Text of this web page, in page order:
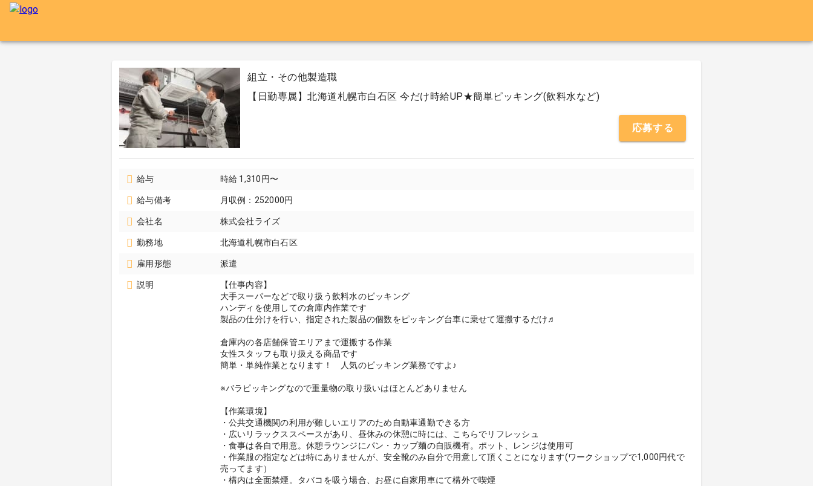
組立・その他製造職
【日勤専属】北海道札幌市白石区 今だけ時給UP★簡単ピッキング(飲料水など)
応募する
給与 時給 1,310円〜
給与備考 月収例：252000円
会社名 株式会社ライズ
勤務地 北海道札幌市白石区
雇用形態 派遣
説明
【仕事内容】
大手スーパーなどで取り扱う飲料水のピッキング
ハンディを使用しての倉庫内作業です
製品の仕分けを行い、指定された製品の個数をピッキング台車に乗せて運搬するだけ♬
倉庫内の各店舗保管エリアまで運搬する作業
女性スタッフも取り扱える商品です
簡単・単純作業となります！ 人気のピッキング業務ですよ♪
※バラピッキングなので重量物の取り扱いはほとんどありません
【作業環境】
・公共交通機関の利用が難しいエリアのため自動車通勤できる方
・広いリラックススペースがあり、昼休みの休憩に時には、こちらでリフレッシュ
・食事は各自で用意。休憩ラウンジにパン・カップ麺の自販機有。ポット、レンジは使用可
・作業服の指定などは特にありませんが、安全靴のみ自分で用意して頂くことになります(ワークショップで1,000円代で
売ってます）
・構内は全面禁煙。タバコを吸う場合、お昼に自家用車にて構外で喫煙